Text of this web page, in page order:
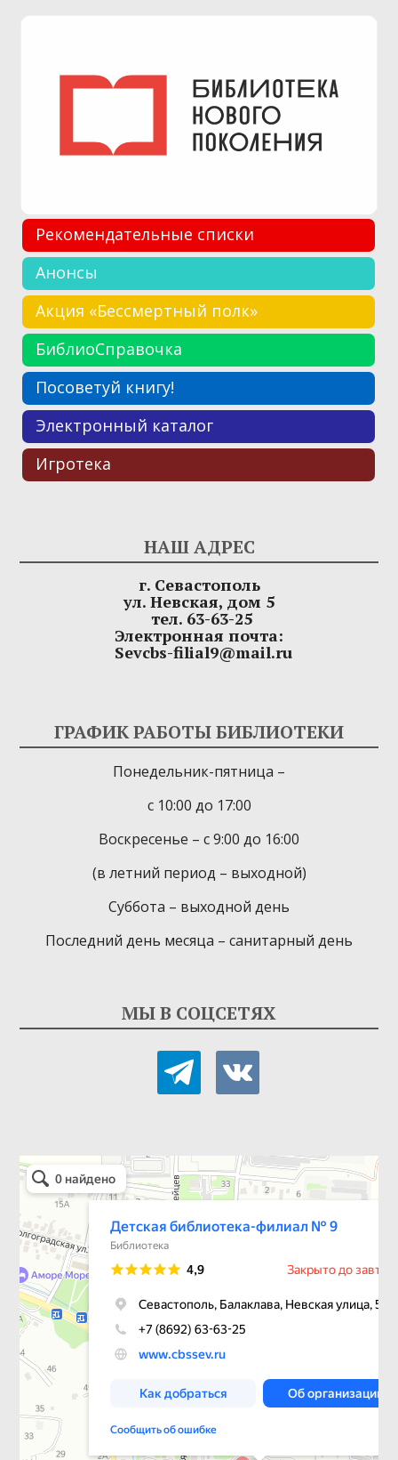
Рекомендательные списки
Анонсы
Акция «Бессмертный полк»
БиблиоСправочка
Посоветуй книгу!
Электронный каталог
Игротека
НАШ АДРЕС
г. Севастополь
ул. Невская, дом 5
тел. 63-63-25
Электронная почта:
Sevcbs-filial9@mail.ru
ГРАФИК РАБОТЫ БИБЛИОТЕКИ
Понедельник-пятница –
с 10:00 до 17:00
Воскресенье – с 9:00 до 16:00
(в летний период – выходной)
Суббота – выходной день
Последний день месяца – санитарный день
МЫ В СОЦСЕТЯХ
telegram vkontakte
Детская библиотека-филиал № 9
Библиотека в Севастополе